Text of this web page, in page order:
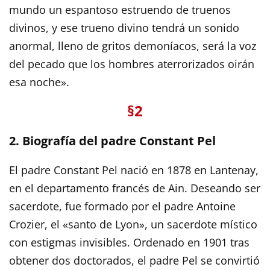
mundo un espantoso estruendo de truenos
divinos, y ese trueno divino tendrá un sonido
anormal, lleno de gritos demoníacos, será la voz
del pecado que los hombres aterrorizados oirán
esa noche».
§2
2. Biografía del padre Constant Pel
El padre Constant Pel nació en 1878 en Lantenay,
en el departamento francés de Ain. Deseando ser
sacerdote, fue formado por el padre Antoine
Crozier, el «santo de Lyon», un sacerdote místico
con estigmas invisibles. Ordenado en 1901 tras
obtener dos doctorados, el padre Pel se convirtió